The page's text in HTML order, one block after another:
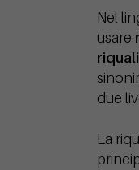
Nel
usare
due
La